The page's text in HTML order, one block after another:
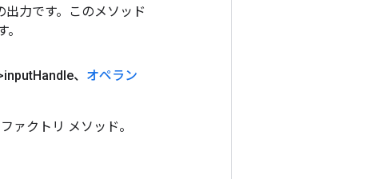
力です。このメソッド
Handle、 オペラン
ァクトリ メソッド。